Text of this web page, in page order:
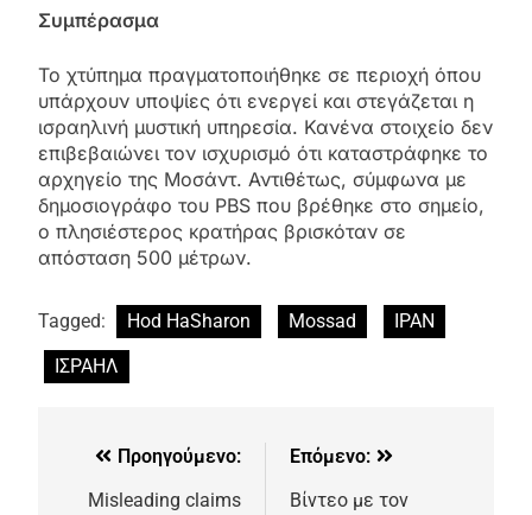
Συμπέρασμα
Το χτύπημα πραγματοποιήθηκε σε περιοχή όπου
υπάρχουν υποψίες ότι ενεργεί και στεγάζεται η
ισραηλινή μυστική υπηρεσία. Κανένα στοιχείο δεν
επιβεβαιώνει τον ισχυρισμό ότι καταστράφηκε το
αρχηγείο της Μοσάντ. Αντιθέτως, σύμφωνα με
δημοσιογράφο του PBS που βρέθηκε στο σημείο,
ο πλησιέστερος κρατήρας βρισκόταν σε
απόσταση 500 μέτρων.
Tagged: Hod HaSharon Mossad
ΙΡΑΝ
ΙΣΡΑΗΛ
Προηγούμενο:
Misleading claims
Επόμενο:
Βίντεο με τον